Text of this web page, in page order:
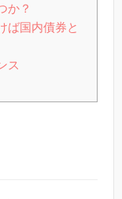
か？
ば国内債券と
ス